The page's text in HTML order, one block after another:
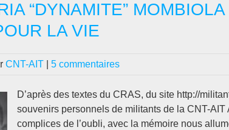
“DYNAMITE” MOMBIOLA
LA VIE
CNT-AIT 5 commentaires
D’après des textes du CRAS, du site http://
souvenirs personnels de militants de la CNT-
complices de l’oubli, avec la mémoire nous